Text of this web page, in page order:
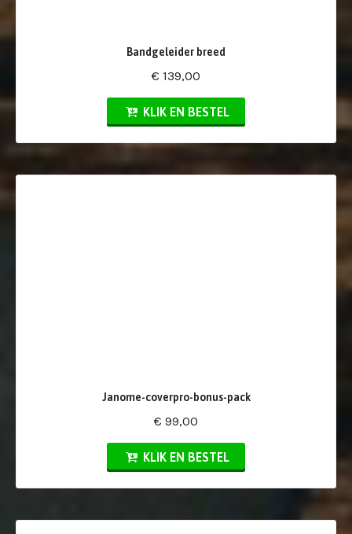
Bandgeleider breed
€ 139,00
KLIK EN BESTEL
Janome-coverpro-bonus-pack
€ 99,00
KLIK EN BESTEL